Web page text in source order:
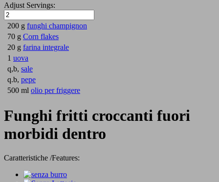
Adjust Servings:
200 g funghi champignon
70 g Corn flakes
20 g farina integrale
1 uova
q,b, sale
q.b, pepe
500 ml olio per friggere
Funghi fritti croccanti fuori
morbidi dentro
Caratteristiche /Features: